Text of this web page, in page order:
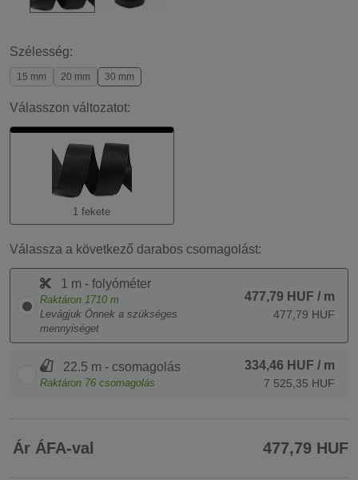
Szélesség:
15 mm 20 mm 30 mm
Válasszon változatot:
1 fekete
Válassza a következő darabos csomagolást:
1 m - folyóméter
Raktáron 1710 m
Levágjuk Önnek a szükséges
mennyiséget
477,79 HUF / m
477,79 HUF
22.5 m - csomagolás
Raktáron 76 csomagolás
334,46 HUF / m
7 525,35 HUF
Ár ÁFA-val 477,79 HUF